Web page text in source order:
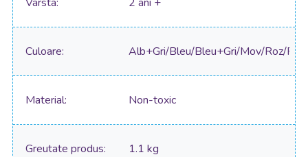
Culoare Alb+Gri/Bleu/Bleu+Gri/Mov/Roz/
Material Non-toxic
Greutate produs 1.1 kg